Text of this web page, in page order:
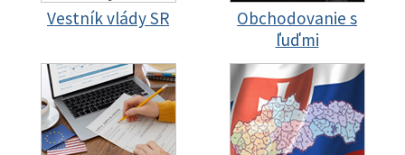
Vestník vlády SR
Obchodovanie s
ľuďmi